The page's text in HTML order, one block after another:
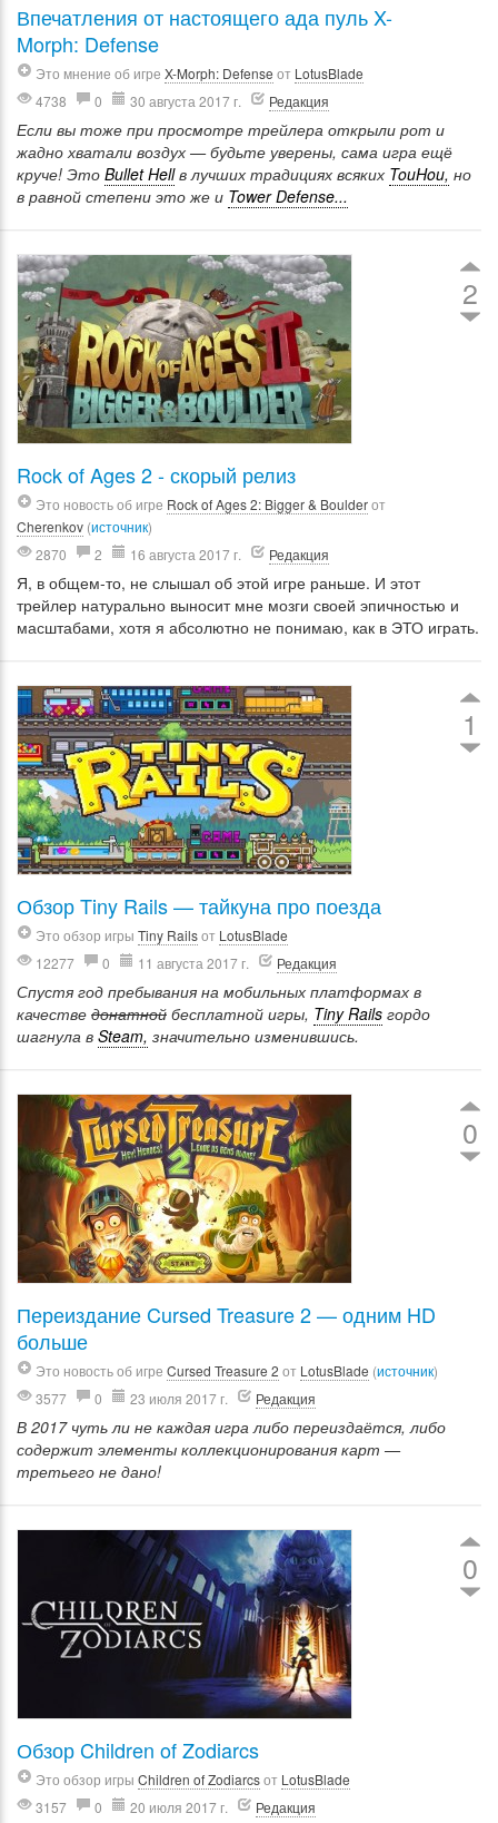
Впечатления от настоящего ада пуль X-
Morph: Defense
Это мнение об игре X-Morph: Defense от LotusBlade
4738
0 30 августа 2017 г. Редакция
Если вы тоже при просмотре трейлера открыли рот и
жадно хватали воздух — будьте уверены, сама игра ещё
круче! Это Bullet Hellв лучших традициях всяких TouHou, но
в равной степени это же и Tower Defense...
2
Rock of Ages 2 - скорый релиз
Это новость об игре Rock of Ages 2: Bigger & Boulderот
Cherenkov (источник)
2870
2 16 августа 2017 г. Редакция
Я, в общем-то, не слышал об этой игре раньше. И этот
трейлер натурально выносит мне мозги своей эпичностью и
масштабами, хотя я абсолютно не понимаю, как в ЭТО играть.
1
Обзор Tiny Rails — тайкуна про поезда
Это обзор игры Tiny Railsот LotusBlade
12277
0 11 августа 2017 г. Редакция
Спустя год пребывания на мобильных платформах в
качестве донатной бесплатной игры, Tiny Rails гордо
шагнула в Steam, значительно изменившись.
0
Переиздание Cursed Treasure 2 — одним HD
больше
Это новость об игре Cursed Treasure 2 от LotusBlade (источник)
3577
0 23 июля 2017 г. Редакция
В 2017 чуть ли не каждая игра либо переиздаётся, либо
содержит элементы коллекционирования карт —
третьего не дано!
0
Обзор Children of Zodiarcs
Это обзор игры Children of Zodiarcsот LotusBlade
3157
0 20 июля 2017 г. Редакция